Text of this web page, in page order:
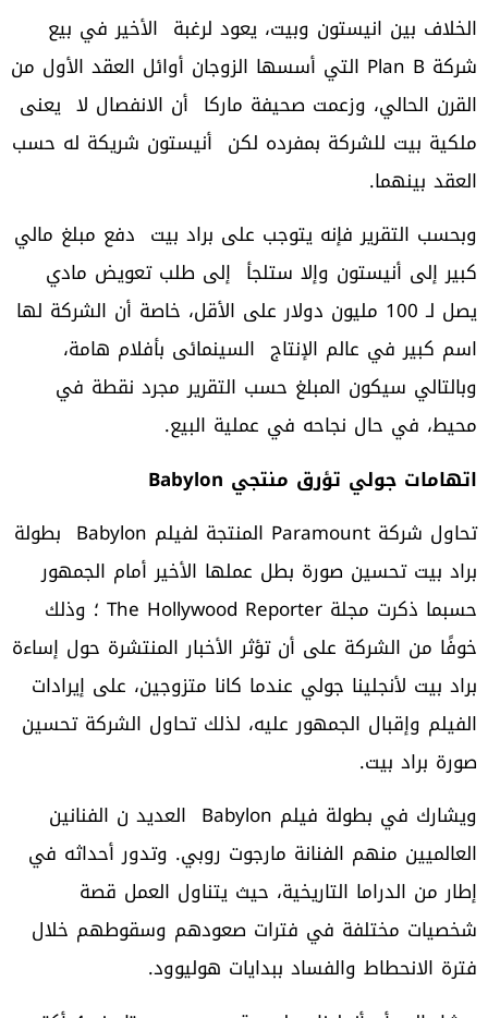
الخلاف بين انيستون وبيت، يعود لرغبة الأخير في بيع
شركة Plan B التي أسسها الزوجان أوائل العقد الأول من
القرن الحالي، وزعمت صحيفة ماركا أن الانفصال لا يعنى
ملكية بيت للشركة بمفرده لكن أنيستون شريكة له حسب
العقد بينهما.
وبحسب التقرير فإنه يتوجب على براد بيت دفع مبلغ مالي
كبير إلى أنيستون وإلا ستلجأ إلى طلب تعويض مادي
يصل لـ 100 مليون دولار على الأقل، خاصة أن الشركة لها
اسم كبير في عالم الإنتاج السينمائى بأفلام هامة،
وبالتالي سيكون المبلغ حسب التقرير مجرد نقطة في
محيط، في حال نجاحه في عملية البيع.
اتهامات جولي تؤرق منتجي Babylon
تحاول شركة Paramount المنتجة لفيلم Babylon بطولة
براد بيت تحسين صورة بطل عملها الأخير أمام الجمهور
حسبما ذكرت مجلة The Hollywood Reporter ؛ وذلك
خوفًا من الشركة على أن تؤثر الأخبار المنتشرة حول إساءة
براد بيت لأنجلينا جولي عندما كانا متزوجين، على إيرادات
الفيلم وإقبال الجمهور عليه، لذلك تحاول الشركة تحسين
صورة براد بيت.
ويشارك في بطولة فيلم Babylon العديد ن الفنانين
العالميين منهم الفنانة مارجوت روبي. وتدور أحداثه في
إطار من الدراما التاريخية، حيث يتناول العمل قصة
شخصيات مختلفة في فترات صعودهم وسقوطهم خلال
فترة الانحطاط والفساد ببدايات هوليوود.